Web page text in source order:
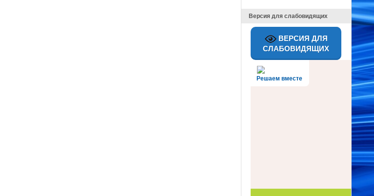
Версия для слабовидящих
ВЕРСИЯ ДЛЯ
СЛАБОВИДЯЩИХ
Решаем вместе